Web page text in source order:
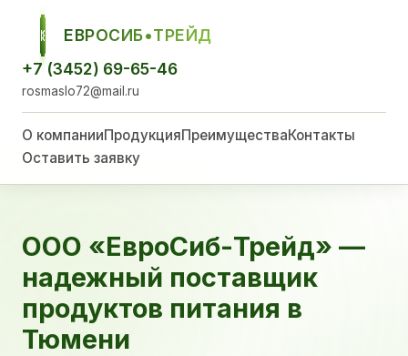
ЕСТ
ЕВРОСИБ•ТРЕЙД
+7 (3452) 69-65-46
rosmaslo72@mail.ru
О компанииПродукцияПреимуществаКонтакты
Оставить заявку
ООО «ЕвроСиб-Трейд» —
надежный поставщик
продуктов питания в
Тюмени